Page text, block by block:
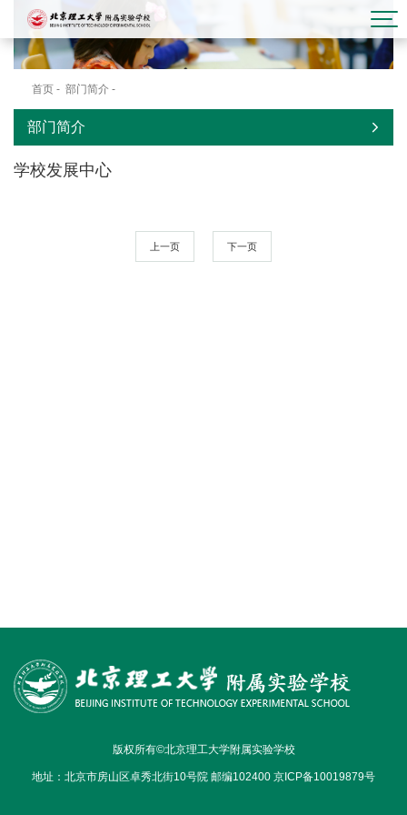
首页 - 部门简介 -
部门简介
学校发展中心
上一页 下一页
版权所有©北京理工大学附属实验学校
地址：北京市房山区卓秀北街10号院 邮编102400 京ICP备10019879号